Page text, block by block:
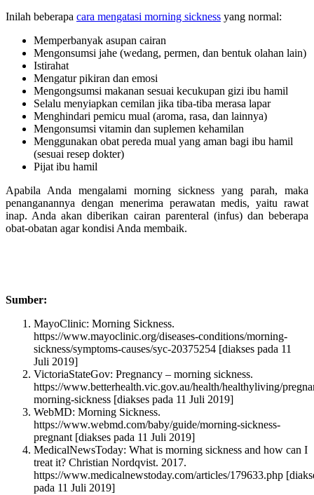
Inilah beberapa cara mengatasi morning sickness yang normal:
Memperbanyak asupan cairan
Mengonsumsi jahe (wedang, permen, dan bentuk olahan lain)
Istirahat
Mengatur pikiran dan emosi
Mengongsumsi makanan sesuai kecukupan gizi ibu hamil
Selalu menyiapkan cemilan jika tiba-tiba merasa lapar
Menghindari pemicu mual (aroma, rasa, dan lainnya)
Mengonsumsi vitamin dan suplemen kehamilan
Menggunakan obat pereda mual yang aman bagi ibu hamil
(sesuai resep dokter)
Pijat ibu hamil
Apabila Anda mengalami morning sickness yang parah, maka
penanganannya dengan menerima perawatan medis, yaitu rawat
inap. Anda akan diberikan cairan parenteral (infus) dan beberapa
obat-obatan agar kondisi Anda membaik.
Sumber:
MayoClinic: Morning Sickness.
https://www.mayoclinic.org/diseases-conditions/morning-
sickness/symptoms-causes/syc-20375254 [diakses pada 11
Juli 2019]
VictoriaStateGov: Pregnancy – morning sickness.
https://www.betterhealth.vic.gov.au/health/healthyliving/
morning-sickness [diakses pada 11 Juli 2019]
WebMD: Morning Sickness.
https://www.webmd.com/baby/guide/morning-sickness-
pregnant [diakses pada 11 Juli 2019]
MedicalNewsToday: What is morning sickness and how can I
treat it? Christian Nordqvist. 2017.
https://www.medicalnewstoday.com/articles/179633.php
pada 11 Juli 2019]